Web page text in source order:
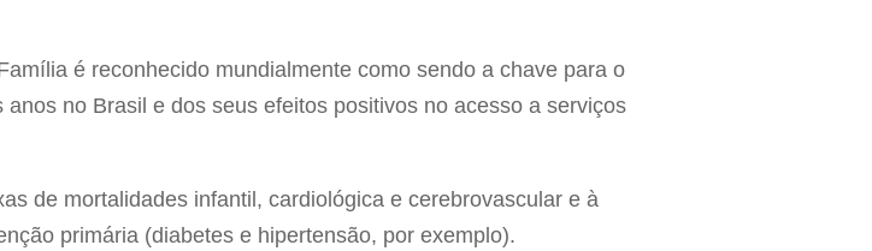
é reconhecido mundialmente como sendo a chave para o
no Brasil e dos seus efeitos positivos no acesso a serviços
de mortalidades infantil, cardiológica e cerebrovascular e à
primária (diabetes e hipertensão, por exemplo).